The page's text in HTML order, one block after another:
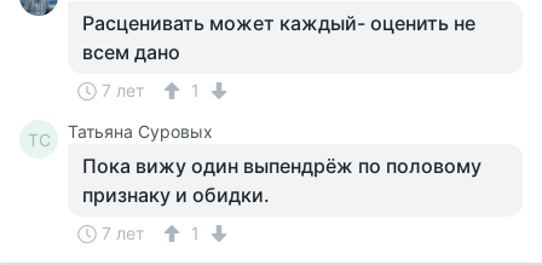
Расценивать может каждый- оценить не
всем дано
7 лет 1
ТС Татьяна Суровых
Пока вижу один выпендрёж по половому
признаку и обидки.
7 лет 1